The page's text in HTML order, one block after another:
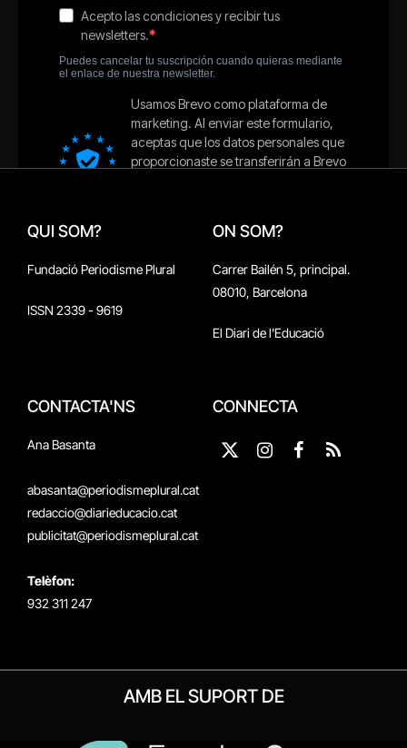
QUI SOM?
Fundació Periodisme Plural
ISSN 2339 - 9619
ON SOM?
Carrer Bailén 5, principal.
08010, Barcelona
El Diari de l'Educació
CONTACTA'NS
Ana Basanta
abasanta@periodismeplural.cat
redaccio@diarieducacio.cat
publicitat@periodismeplural.cat
Telèfon:
932 311 247
CONNECTA
X
Instagram
Facebook
RSS
AMB EL SUPORT DE